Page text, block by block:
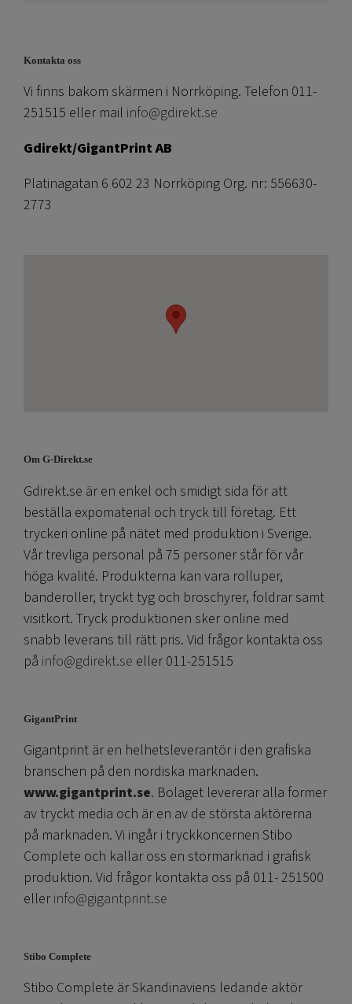
Kontakta oss
Vi finns bakom skärmen i Norrköping. Telefon 011-
251515 eller mail info@gdirekt.se
Gdirekt/GigantPrint AB
Platinagatan 6 602 23 Norrköping Org. nr: 556630-
2773
Om G-Direkt.se
Gdirekt.se är en enkel och smidigt sida för att
beställa expomaterial och tryck till företag. Ett
tryckeri online på nätet med produktion i Sverige.
Vår trevliga personal på 75 personer står för vår
höga kvalité. Produkterna kan vara rolluper,
banderoller, tryckt tyg och broschyrer, foldrar samt
visitkort. Tryck produktionen sker online med
snabb leverans till rätt pris. Vid frågor kontakta oss
på info@gdirekt.se eller 011-251515
GigantPrint
Gigantprint är en helhetsleverantör i den grafiska
branschen på den nordiska marknaden.
www.gigantprint.se. Bolaget levererar alla former
av tryckt media och är en av de största aktörerna
på marknaden. Vi ingår i tryckkoncernen Stibo
Complete och kallar oss en stormarknad i grafisk
produktion. Vid frågor kontakta oss på 011- 251500
ellerinfo@gigantprint.se
Stibo Complete
Stibo Complete är Skandinaviens ledande aktör